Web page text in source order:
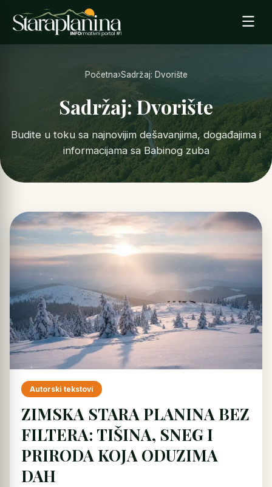
Početna›Sadržaj: Dvorište
Sadržaj: Dvorište
Budite u toku sa najnovijim dešavanjima, događajima i
informacijama sa Babinog zuba
Autorski tekstovi
ZIMSKA STARA PLANINA BEZ
FILTERA: TIŠINA, SNEG I
PRIRODA KOJA ODUZIMA
DAH